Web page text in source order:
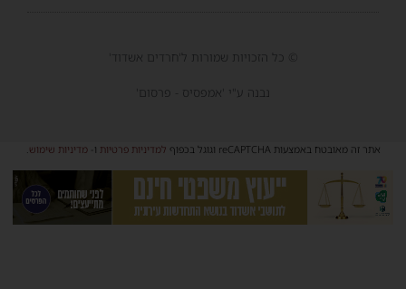
© כל הזכויות שמורות ל'חרדים אשדוד'
נבנה ע"י 'אמפסיס - פרסום'
אתר זה מאובטח באמצעות reCAPTCHA וגוגל בכפוף למדיניות פרטיותו-מדיניות שימוש.